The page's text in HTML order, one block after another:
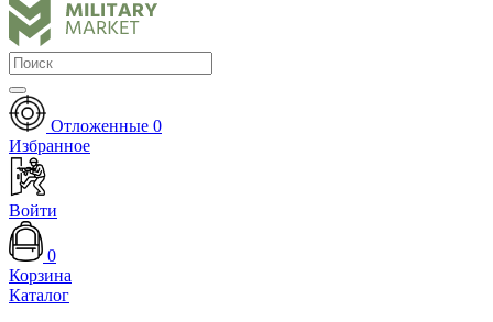
Отложенные 0
Избранное
Войти
0
Корзина
Каталог